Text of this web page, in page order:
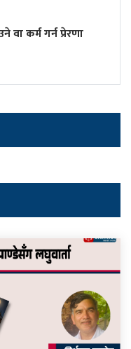
कर्म गर्न प्रेरणा